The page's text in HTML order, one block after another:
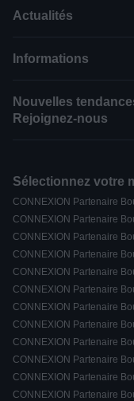
Actualités
Informations
Nouvelles
Rejoignez-nous
Sélectionnez votre
CONNEXION Partenaire
CONNEXION Partenaire
CONNEXION Partenaire
CONNEXION Partenaire
CONNEXION Partenaire
CONNEXION Partenaire
CONNEXION Partenaire
CONNEXION Partenaire
CONNEXION Partenaire
CONNEXION Partenaire
CONNEXION Partenaire
CONNEXION Partenaire